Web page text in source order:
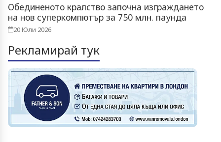
Обединеното кралство започна изграждането
на нов суперкомпютър за 750 млн. паунда
20 Юли 2026
Рекламирай тук